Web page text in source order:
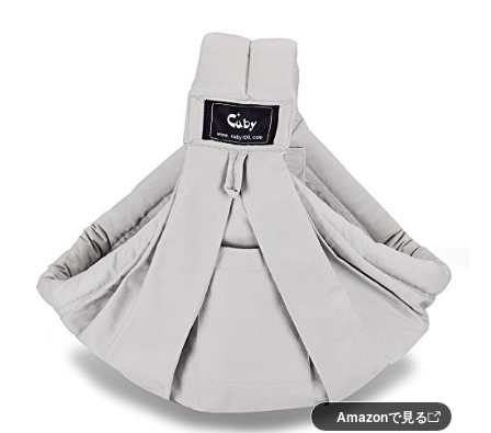
Amazonで見る